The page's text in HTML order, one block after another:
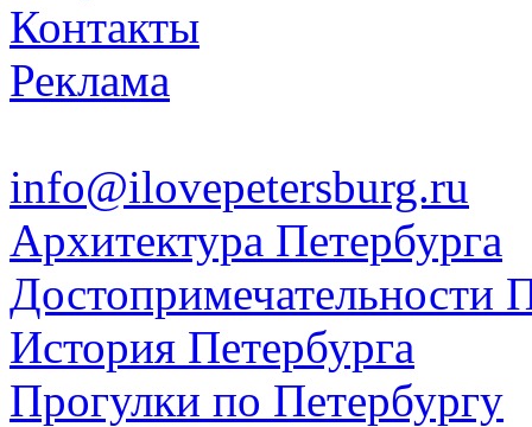
Контакты
Реклама
info@ilovepetersburg.ru
Архитектура Петербурга
Достопримечательности
История Петербурга
Прогулки по Петербургу